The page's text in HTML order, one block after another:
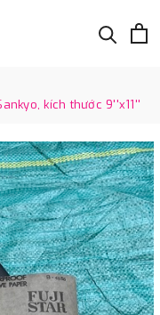
kích thước 9''x11''